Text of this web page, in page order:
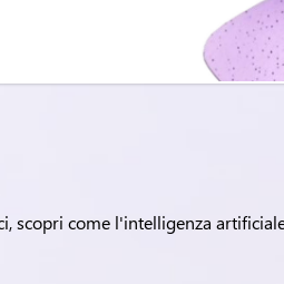
scopri come l'intelligenza